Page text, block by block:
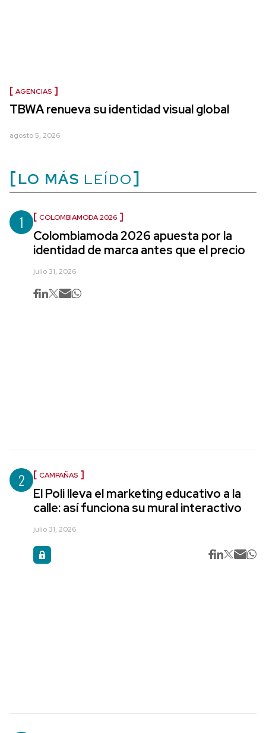
AGENCIAS
TBWA renueva su identidad visual global
agosto 5, 2026
LO MÁS LEÍDO
1 COLOMBIAMODA 2026
Colombiamoda 2026 apuesta por la
identidad de marca antes que el precio
julio 31, 2026
2 CAMPAÑAS
El Poli lleva el marketing educativo a la
calle: así funciona su mural interactivo
julio 31, 2026